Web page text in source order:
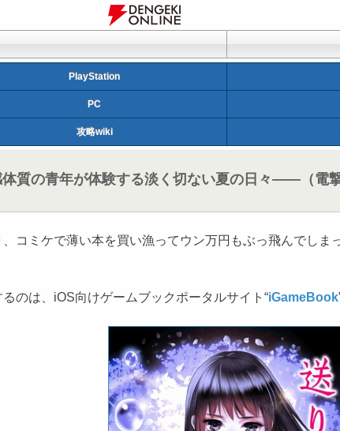
PlayStation
PC
攻略wiki
質の青年が体験する淡く切ない夏の日々――（電
ミケで薄い本を買い漁ってウン万円もぶっ飛んでしま
のは、iOS向けゲームブックポータルサイト“iGameBook